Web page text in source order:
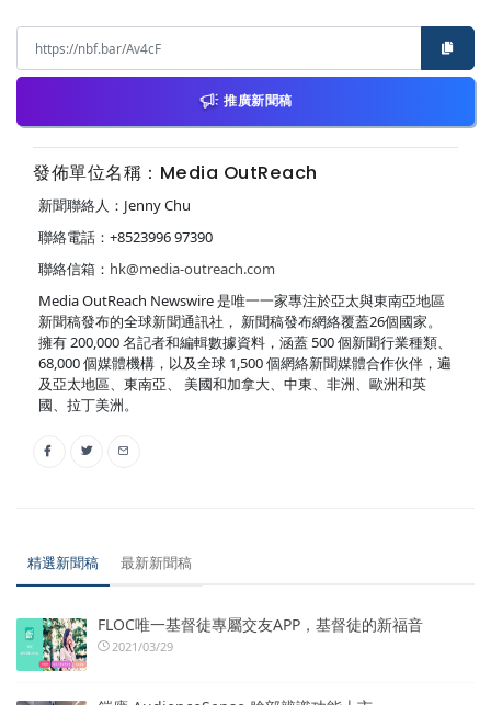
推廣新聞稿
發佈單位名稱：Media OutReach
新聞聯絡人：Jenny Chu
聯絡電話：+8523996 97390
聯絡信箱： hk@media-outreach.com
Media OutReach Newswire 是唯一一家專注於亞太與東南亞地區
新聞稿發布的全球新聞通訊社， 新聞稿發布網絡覆蓋26個國家。
擁有 200,000 名記者和編輯數據資料，涵蓋 500 個新聞行業種類、
68,000 個媒體機構，以及全球 1,500 個網絡新聞媒體合作伙伴，遍
及亞太地區、東南亞、 美國和加拿大、中東、非洲、歐洲和英
國、拉丁美洲。
精選新聞稿 最新新聞稿
FLOC唯一基督徒專屬交友APP，基督徒的新福音
2021/03/29